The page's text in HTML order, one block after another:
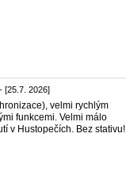
- [25.7. 2026]
velmi rychlým
funkcemi. Velmi málo
v Hustopečích. Bez stativu!